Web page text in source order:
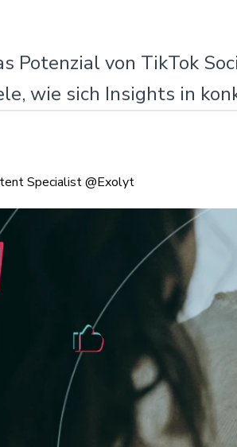
Potenzial von TikTok
wie sich Insights in
Specialist @Exolyt